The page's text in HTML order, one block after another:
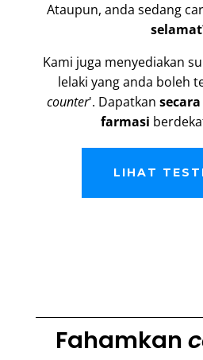
Ataupun, anda sedang
Kami juga menyediakan
lelaki yang anda boleh
counter'. Dapatkan
farmasi
LIHAT
Fahamkan